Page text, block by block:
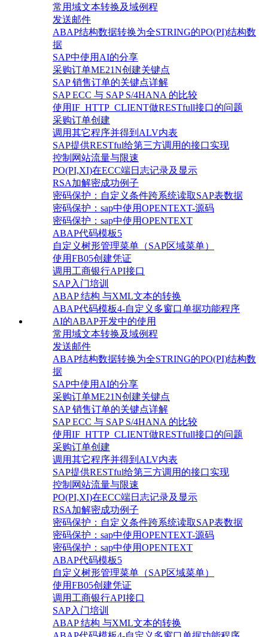
常用域文本转换及域例程
发送邮件
ABAP结构数据转换为全STRING的PO(PI)结构数
据
SAP中使用AI的分享
采购订单ME21N创建关键点
SAP 销售订单的关键点详解
SAP ECC 与 SAP S/4HANA 的比较
使用IF_HTTP_CLIENT做RESTfull接口的问题
采购订单创建
调用其它程序并得到ALV内表
SAP提供RESTful给第三方调用的接口实现
控制网站流量与限速
PO(PI,XI)在ECC端日志记录及显示
RSA加解密成功例子
密码保护：自定义条件跨系统读取SAP表数据
密码保护：sap中使用OPENTEXT-源码
密码保护：sap中使用OPENTEXT
ABAP代码模板5
自定义树形管理菜单（SAP区域菜单）
使用FB05创建凭证
调用工商银行API接口
SAP入门培训
ABAP 结构 与XML文本的转换
ABAP代码模板4-自定义多窗口单据功能程序
AI的ABAP开发中的使用
常用域文本转换及域例程
发送邮件
ABAP结构数据转换为全STRING的PO(PI)结构数
据
SAP中使用AI的分享
采购订单ME21N创建关键点
SAP 销售订单的关键点详解
SAP ECC 与 SAP S/4HANA 的比较
使用IF_HTTP_CLIENT做RESTfull接口的问题
采购订单创建
调用其它程序并得到ALV内表
SAP提供RESTful给第三方调用的接口实现
控制网站流量与限速
PO(PI,XI)在ECC端日志记录及显示
RSA加解密成功例子
密码保护：自定义条件跨系统读取SAP表数据
密码保护：sap中使用OPENTEXT-源码
密码保护：sap中使用OPENTEXT
ABAP代码模板5
自定义树形管理菜单（SAP区域菜单）
使用FB05创建凭证
调用工商银行API接口
SAP入门培训
ABAP 结构 与XML文本的转换